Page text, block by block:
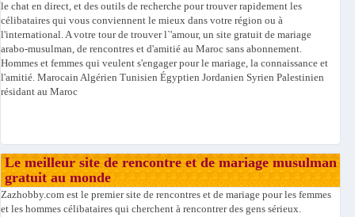
le chat en direct, et des outils de recherche pour trouver rapidement les
célibataires qui vous conviennent le mieux dans votre région ou à
l'international. A votre tour de trouver l`'amour, un site gratuit de mariage
arabo-musulman, de rencontres et d'amitié au Maroc sans abonnement.
Hommes et femmes qui veulent s'engager pour le mariage, la connaissance et
l'amitié. Marocain Algérien Tunisien Égyptien Jordanien Syrien Palestinien
résidant au Maroc
Le meilleur site de rencontre et de mariage musulman
gratuit au monde
Zazhobby.com est le premier site de rencontres et de mariage pour les femmes
et les hommes célibataires qui cherchent à rencontrer des gens sérieux.